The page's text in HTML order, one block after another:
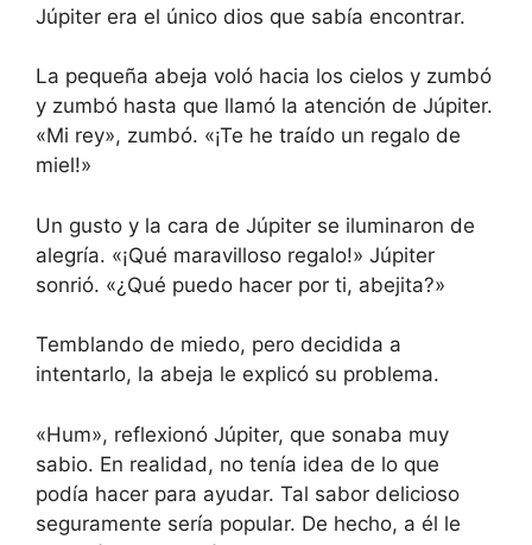
Júpiter era el único dios que sabía encontrar.
La pequeña abeja voló hacia los cielos y zumbó
y zumbó hasta que llamó la atención de Júpiter.
«Mi rey», zumbó. «¡Te he traído un regalo de
miel!»
Un gusto y la cara de Júpiter se iluminaron de
alegría. «¡Qué maravilloso regalo!» Júpiter
sonrió. «¿Qué puedo hacer por ti, abejita?»
Temblando de miedo, pero decidida a
intentarlo, la abeja le explicó su problema.
«Hum», reflexionó Júpiter, que sonaba muy
sabio. En realidad, no tenía idea de lo que
podía hacer para ayudar. Tal sabor delicioso
seguramente sería popular. De hecho, a él le